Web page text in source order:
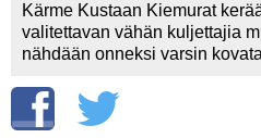
Kärme Kustaan Kiemurat
valitettavan vähän kuljettajia
nähdään onneksi varsin